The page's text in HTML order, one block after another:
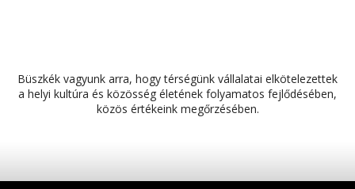
Büszkék vagyunk arra, hogy térségünk vállalatai elkötelezettek
a helyi kultúra és közösség életének folyamatos fejlődésében,
közös értékeink megőrzésében.